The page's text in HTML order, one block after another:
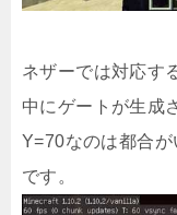
ネザーでは対応す
中にゲートが生成
Y=70なのは都合
です。